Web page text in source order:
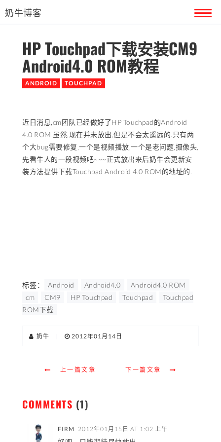
奶牛博客
首页
留言本
HP Touchpad下载安装CM9
Android4.0 ROM教程
ANDROID TOUCHPAD
近日消息,cm团队已经做好了HP Touchpad的Android
4.0 ROM,虽然,现在并未放出,但是不会太遥远的.只有两
个大bug需要修复,一个是视频播放,一个是老问题,摄像头,
先看牛人的一段视频吧~~~正式放出来后奶牛会更新安
装方法提供下载Touchpad Android 4.0 ROM的地址的.
标签： Android Android4.0
Android4.0 ROM
cm
CM9 HP Touchpad Touchpad
Touchpad
ROM下载
奶牛 2012年01月14日
上一篇文章 下一篇文章
COMMENTS (1)
FIRM 2012年01月15日 AT 1:02 上午